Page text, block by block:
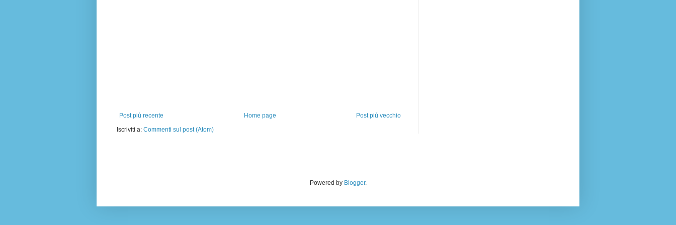
Post più recente Post più vecchio
Home page
Iscriviti a: Commenti sul post (Atom)
Powered by Blogger.